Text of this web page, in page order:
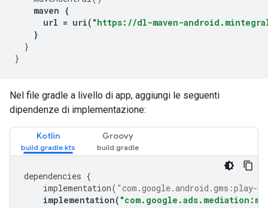
maven {
url = uri( "https://dl-maven-
}
}
}
Nel file gradle a livello di app, aggiungi le seguenti
dipendenze di implementazione:
Kotlin Groovy
dependencies {
implementation( "com.google.android.gms:play-
implementation(